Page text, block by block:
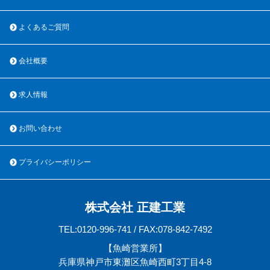
よくあるご質問
会社概要
求人情報
お問い合わせ
プライバシーポリシー
株式会社 正建工業
TEL:0120-996-741 / FAX:078-842-7492
【魚崎営業所】
兵庫県神戸市東灘区魚崎西町3丁目4-8